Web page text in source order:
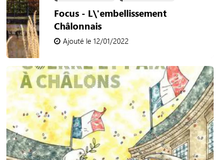
Focus - L\'embellissement
Châlonnais
Ajouté le 12/01/2022